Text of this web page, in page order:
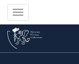
Toggle
navigation